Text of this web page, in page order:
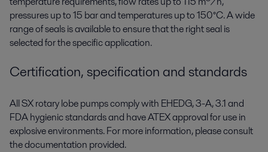
pressures up to 15 bar and temperatures up to 150°C. A wide
range of seals is available to ensure that the right seal is
selected for the specific application.
Certification, specification and standards
All SX rotary lobe pumps comply with EHEDG, 3-A, 3.1 and
FDA hygienic standards and have ATEX approval for use in
explosive environments. For more information, please consult
the documentation provided.